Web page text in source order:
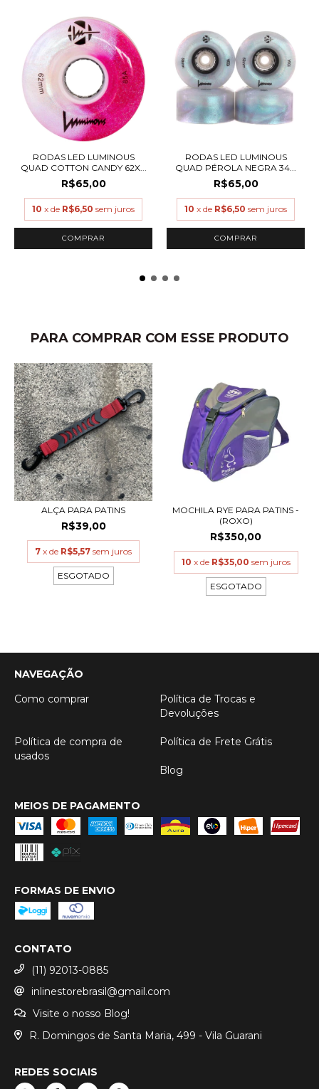
RODAS LED LUMINOUS
QUAD COTTON CANDY 62X...
R$65,00
10 x de R$6,50 sem juros
RODAS LED LUMINOUS
QUAD PÉROLA NEGRA 34...
R$65,00
10 x de R$6,50 sem juros
PARA COMPRAR COM ESSE PRODUTO
ALÇA PARA PATINS
R$39,00
7 x de R$5,57 sem juros
ESGOTADO
MOCHILA RYE PARA PATINS -
(ROXO)
R$350,00
10 x de R$35,00 sem juros
ESGOTADO
NAVEGAÇÃO
Como comprar
Política de Trocas e
Devoluções
Política de compra de
usados
Política de Frete Grátis
Blog
MEIOS DE PAGAMENTO
FORMAS DE ENVIO
CONTATO
(11) 92013-0885
inlinestorebrasil@gmail.com
Visite o nosso Blog!
R. Domingos de Santa Maria, 499 - Vila Guarani
REDES SOCIAIS